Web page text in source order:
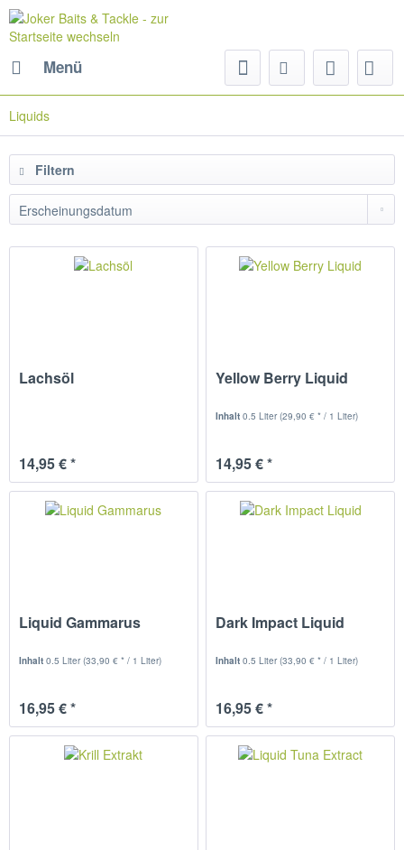
Menü
Liquids
Filtern
Lachsöl
14,95 € *
Yellow Berry Liquid
Inhalt0.5 Liter(29,90 € * / 1 Liter)
14,95 € *
Liquid Gammarus
Inhalt0.5 Liter(33,90 € * / 1 Liter)
16,95 € *
Dark Impact Liquid
Inhalt0.5 Liter(33,90 € * / 1 Liter)
16,95 € *